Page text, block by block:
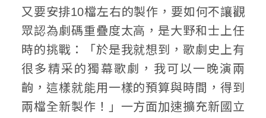
又要安排10檔左右的製作，要如何不讓觀
眾認為劇碼重疊度太高，是大野和士上任
時的挑戰：「於是我就想到，歌劇史上有
很多精采的獨幕歌劇，我可以一晚演兩
齣，這樣就能用一樣的預算與時間，得到
兩檔全新製作！」一方面加速擴充新國立